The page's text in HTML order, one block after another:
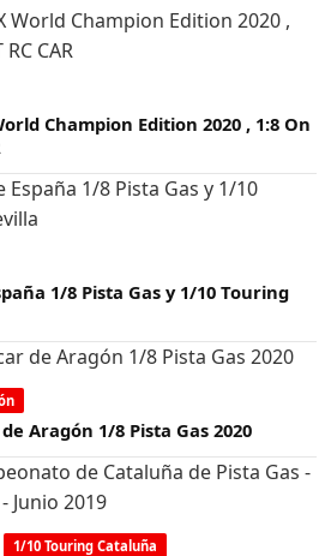
Champion Edition 2020 , 1:8 On
1/8 Pista Gas y 1/10 Touring
Aragón 1/8 Pista Gas 2020
1/10 Touring Cataluña